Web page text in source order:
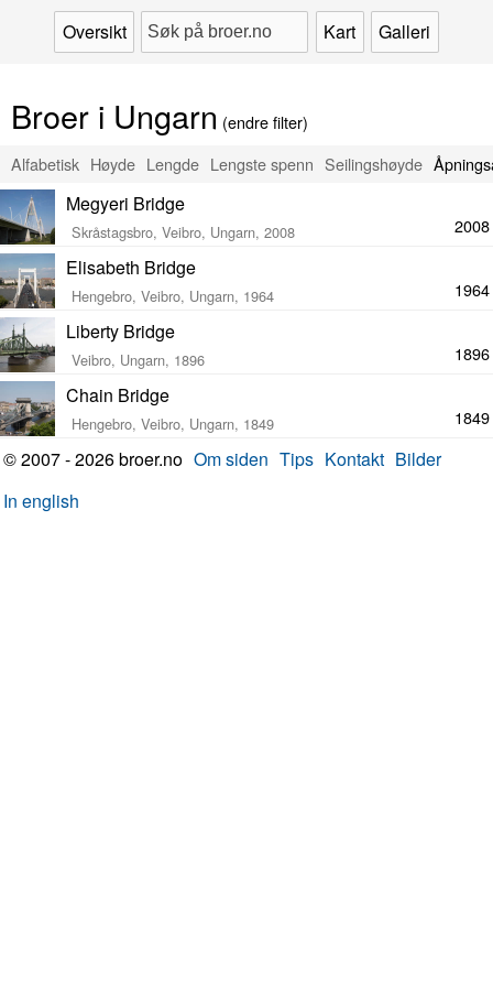
Oversikt Kart Galleri
Broer i Ungarn (endre filter)
Alfabetisk Høyde Lengde Lengste spenn Seilingshøyde
Megyeri Bridge
Skråstagsbro, Veibro, Ungarn, 2008 2008
Elisabeth Bridge
Hengebro, Veibro, Ungarn, 1964 1964
Liberty Bridge
Veibro, Ungarn, 1896 1896
Chain Bridge
Hengebro, Veibro, Ungarn, 1849 1849
© 2007 - 2026 broer.no Om siden Tips Kontakt Bilder
In english